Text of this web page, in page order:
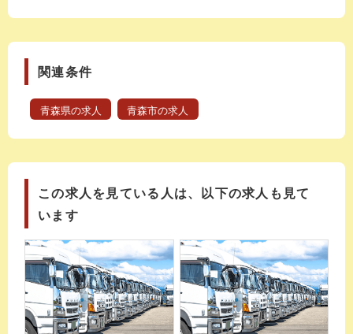
関連条件
青森県の求人 青森市の求人
この求人を見ている人は、以下の求人も見て
います